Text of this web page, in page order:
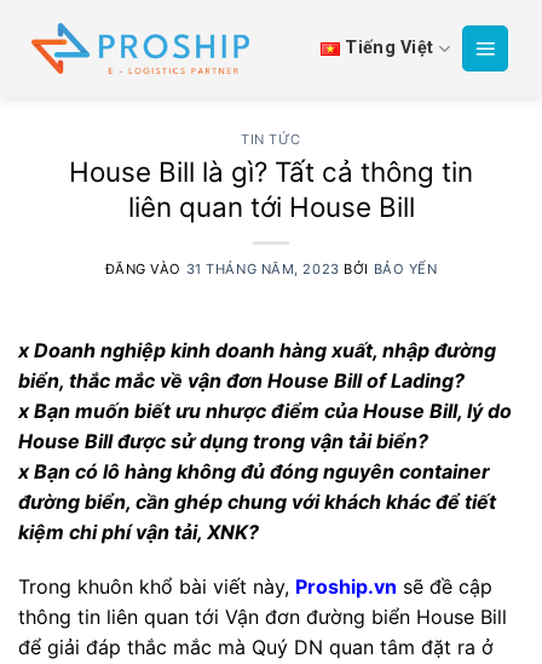
qua
Tiếng Việt
TIN TỨC
House Bill là gì? Tất cả thông tin
liên quan tới House Bill
ĐĂNG VÀO 31 THÁNG NĂM, 2023 BỞI BẢO YẾN
x Doanh nghiệp kinh doanh hàng xuất, nhập đường
biển, thắc mắc về vận đơn House Bill of Lading?
x Bạn muốn biết ưu nhược điểm của House Bill, lý do
House Bill được sử dụng trong vận tải biển?
x Bạn có lô hàng không đủ đóng nguyên container
đường biển, cần ghép chung với khách khác để tiết
kiệm chi phí vận tải, XNK?
Trong khuôn khổ bài viết này, Proship.vn sẽ đề cập
thông tin liên quan tới Vận đơn đường biển House Bill
để giải đáp thắc mắc mà Quý DN quan tâm đặt ra ở